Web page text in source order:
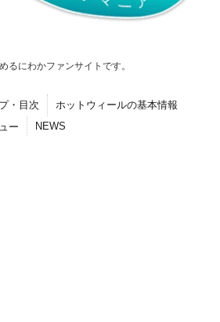
るにわかファンサイトです。
・目次
ホットウィールの基本情報
ー NEWS